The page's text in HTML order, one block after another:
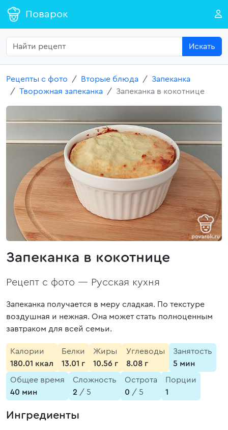
Поварок
Искать
Рецепты с фото Вторые блюда
Запеканка
Творожная запеканка
Запеканка в кокотнице
Запеканка в кокотнице
Рецепт с фото — Русская кухня
Запеканка получается в меру сладкая. По текстуре
воздушная и нежная. Она может стать полноценным
завтраком для всей семьи.
Калории
180.01 ккал
Белки
13.01 г
Жиры
10.56 г
Углеводы
8.08 г
Занятость
5 мин
Общее время
40 мин
Сложность
2 / 5
Острота
0 / 5
Порции
1
Ингредиенты